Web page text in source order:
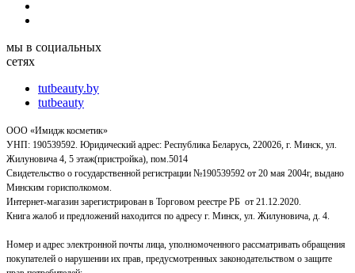
мы в социальных
сетях
tutbeauty.by
tutbeauty
ООО «Имидж косметик»
УНП: 190539592. Юридический адрес: Республика Беларусь, 220026, г. Минск, ул.
Жилуновича 4, 5 этаж(пристройка), пом.5014
Свидетельство о государственной регистрации №190539592 от 20 мая 2004г, выдано
Минским горисполкомом.
Интернет-магазин зарегистрирован в Торговом реестре РБ от 21.12.2020.
Книга жалоб и предложений находится по адресу г. Минск, ул. Жилуновича, д. 4.
Номер и адрес электронной почты лица, уполномоченного рассматривать обращения
покупателей о нарушении их прав, предусмотренных законодательством о защите